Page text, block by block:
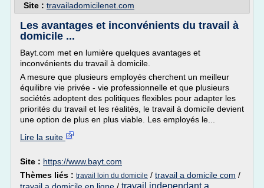
Site : travailadomicilenet.com
Les avantages et inconvénients du travail à
domicile ...
Bayt.com met en lumière quelques avantages et
inconvénients du travail à domicile.
A mesure que plusieurs employés cherchent un meilleur
équilibre vie privée - vie professionnelle et que plusieurs
sociétés adoptent des politiques flexibles pour adapter les
priorités du travail et les réalités, le travail à domicile devient
une option de plus en plus viable. Les employés le...
Lire la suite
Site : https://www.bayt.com
Thèmes liés : travail loin du domicile / travail a domicile com /
travail independant a